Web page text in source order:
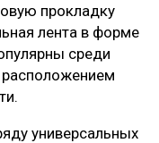
прокладку
лента в форме
среди
расположением
универсальных